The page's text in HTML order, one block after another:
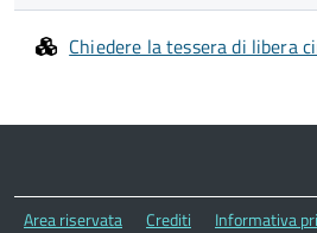
Chiedere la tessera di libera
Area riservata Crediti Informativa